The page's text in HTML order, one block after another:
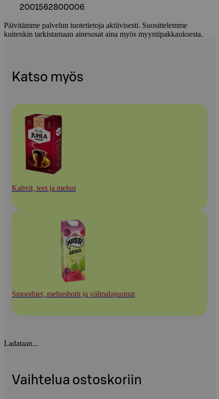
2001562800006
Päivitämme palvelun tuotetietoja aktiivisesti. Suosittelemme
kuitenkin tarkistamaan ainesosat aina myös myyntipakkauksesta.
Katso myös
Kahvit, teet ja mehut
Smoothiet, mehushotit ja välipalajuomat
Ladataan...
Vaihtelua ostoskoriin